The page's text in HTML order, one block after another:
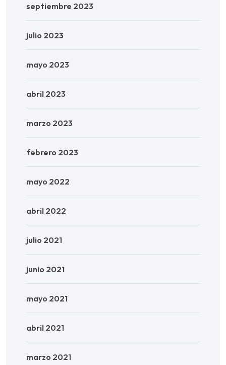
septiembre 2023
julio 2023
mayo 2023
abril 2023
marzo 2023
febrero 2023
mayo 2022
abril 2022
julio 2021
junio 2021
mayo 2021
abril 2021
marzo 2021